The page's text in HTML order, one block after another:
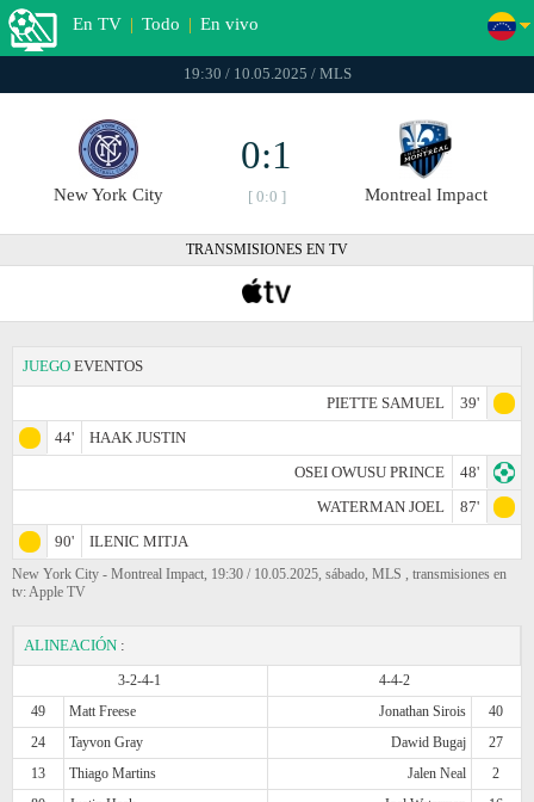
En TV | Todo | En vivo
19:30 / 10.05.2025 / MLS
New York City
0:1
[ 0:0 ] Montreal Impact
TRANSMISIONES EN TV
JUEGO EVENTOS
PIETTE SAMUEL
39'
44'
HAAK JUSTIN
OSEI OWUSU PRINCE
48'
WATERMAN JOEL
87'
90'
ILENIC MITJA
New York City - Montreal Impact, 19:30 / 10.05.2025, sábado, MLS , transmisiones en
tv: Apple TV
ALINEACIÓN :
3-2-4-1
4-4-2
49
Matt Freese Jonathan Sirois
40
24
Tayvon Gray Dawid Bugaj
27
13
Thiago Martins Jalen Neal
2